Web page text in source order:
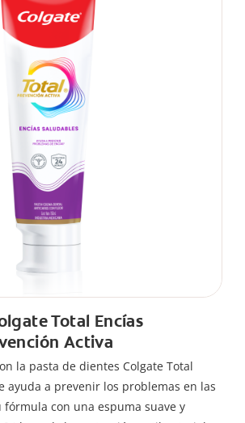
para una sonrisa sana.
Total Encías
Activa
la pasta de dientes Colgate Total
ayuda a prevenir los problemas en las
con una espuma suave y